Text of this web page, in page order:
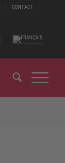
CONTACT